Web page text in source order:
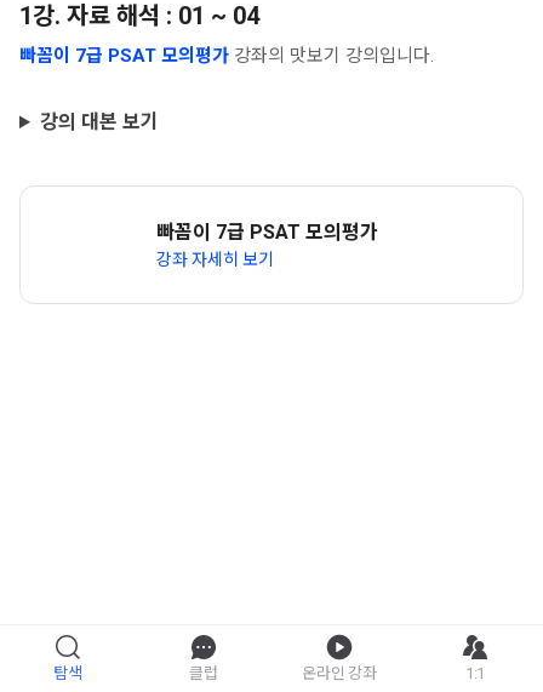
1강. 자료 해석 : 01 ~ 04
빠꼼이 7급 PSAT 모의평가 강좌의 맛보기 강의입니다.
강의 대본 보기
빠꼼이 7급 PSAT 모의평가
강좌 자세히 보기
탐색 클럽 온라인 강좌 1:1